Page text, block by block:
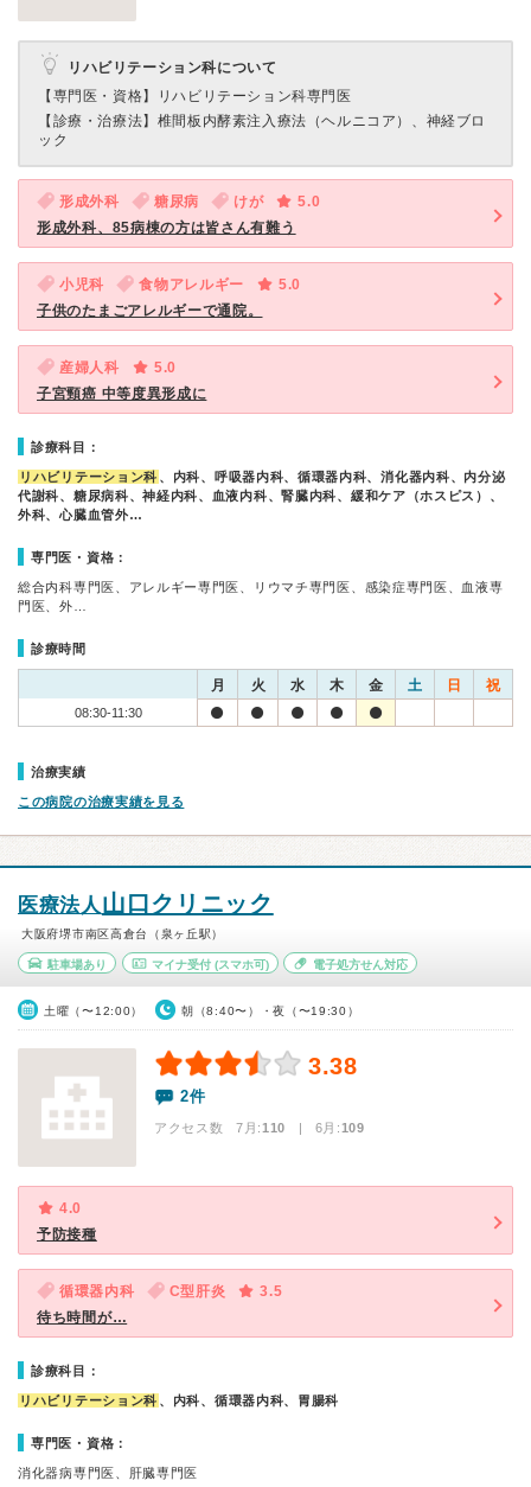
リハビリテーション科について
【専門医・資格】
リハビリテーション科専門医
【診療・治療法】 椎間板内酵素注入療法（ヘルニコア）、神経ブロ
ック
形成外科 糖尿病 けが
5.0
形成外科、85病棟の方は皆さん有難う
小児科 食物アレルギー
5.0
子供のたまごアレルギーで通院。
産婦人科
5.0
子宮頸癌 中等度異形成に
診療科目：
リハビリテーション科 、内科、呼吸器内科、循環器内科、消化器内科、内分泌
代謝科、糖尿病科、神経内科、血液内科、腎臓内科、緩和ケア（ホスピス）、
外科、心臓血管外…
専門医・資格：
総合内科専門医、アレルギー専門医、リウマチ専門医、感染症専門医、血液専
門医、外…
診療時間
月 火 水 木 金 土 日 祝
08:30-11:30
治療実績
この病院の治療実績を見る
医療法人山口クリニック
大阪府堺市南区高倉台（泉ヶ丘駅）
駐車場あり マイナ受付(スマホ可) 電子処方せん対応
土曜（〜12:00） 朝（8:40〜）・夜（〜19:30）
3.38
2件
アクセス数 7月:110 | 6月:109
4.0
予防接種
循環器内科 C型肝炎
3.5
待ち時間が…
診療科目：
リハビリテーション科 、内科、循環器内科、胃腸科
専門医・資格：
消化器病専門医、肝臓専門医